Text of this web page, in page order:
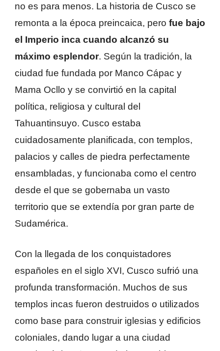
no es para menos. La historia de Cusco se
remonta a la época preincaica, pero fue bajo
el Imperio inca cuando alcanzó su
máximo esplendor. Según la tradición, la
ciudad fue fundada por Manco Cápac y
Mama Ocllo y se convirtió en la capital
política, religiosa y cultural del
Tahuantinsuyo. Cusco estaba
cuidadosamente planificada, con templos,
palacios y calles de piedra perfectamente
ensambladas, y funcionaba como el centro
desde el que se gobernaba un vasto
territorio que se extendía por gran parte de
Sudamérica.
Con la llegada de los conquistadores
españoles en el siglo XVI, Cusco sufrió una
profunda transformación. Muchos de sus
templos incas fueron destruidos o utilizados
como base para construir iglesias y edificios
coloniales, dando lugar a una ciudad